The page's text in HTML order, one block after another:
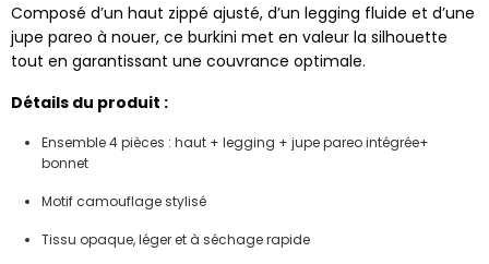
Composé d’un haut zippé ajusté, d’un legging fluide et d’une
jupe pareo à nouer, ce burkini met en valeur la silhouette
tout en garantissant une couvrance optimale.
Détails du produit :
Ensemble 4 pièces : haut + legging + jupe pareo intégrée+
bonnet
Motif camouflage stylisé
Tissu opaque, léger et à séchage rapide